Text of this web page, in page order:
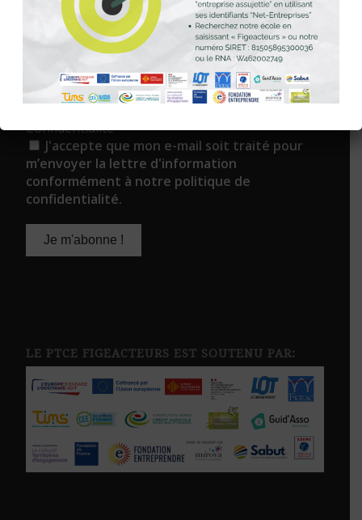
ABONNEZ-VOUS À LA NEWS DES
FIGEACTEURS !
Confidentialité*
J'accepte que mon e-mail soit traité pour
m’envoyer la lettre d'information
conformément à notre politique de
confidentialité.
LE PTCE FIGEACTEURS EST SOUTENU PAR: